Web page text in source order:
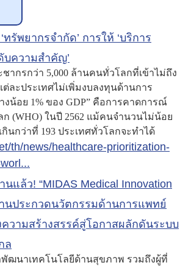
ทรัพยากรจำกัด’ การให้ ‘บริการ
บความสำคัญ’
ชากรกว่า 5,000 ล้านคนทั่วโลกที่เข้าไม่ถึง
ละประเทศไม่เพิ่มงบลงทุนด้านการ
น้อย 1% ของ GDP” คือการคาดการณ์
(WHO) ในปี 2562 แม้คนจำนวนไม่น้อย
นกว่าที่ 193 ประเทศทั่วโลกจะทำได้
th/news/healthcare-prioritization-
นแล้ว! “MIDAS Medical Innovation
านประกวดนวัตกรรมด้านการแพทย์
วามสร้างสรรค์สู่โอกาสผลักดันระบบ
ล
ฒนาเทคโนโลยีด้านสุขภาพ รวมถึงผู้ที่